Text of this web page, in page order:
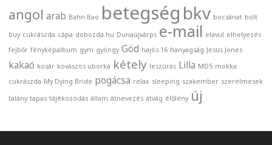
angol arab Bahn Bao betegség bkv bocsánat bolt
buy cukrászda cápa dobozda.hu Dunaújvárps e-mail elavul elhelyezés
fejbőr fényképalbum gym gyöngy Göd hajós 16 hanyagság Jesus Jones
kakaó kosár kovászos uborka kétely leszúrás Lilla MD5 mokka
cukrászda My Dying Bride pogácsa relax sleeping szakember szerelmesek
talány tapas tájékozódás állam átnevezés átvág élőlény új